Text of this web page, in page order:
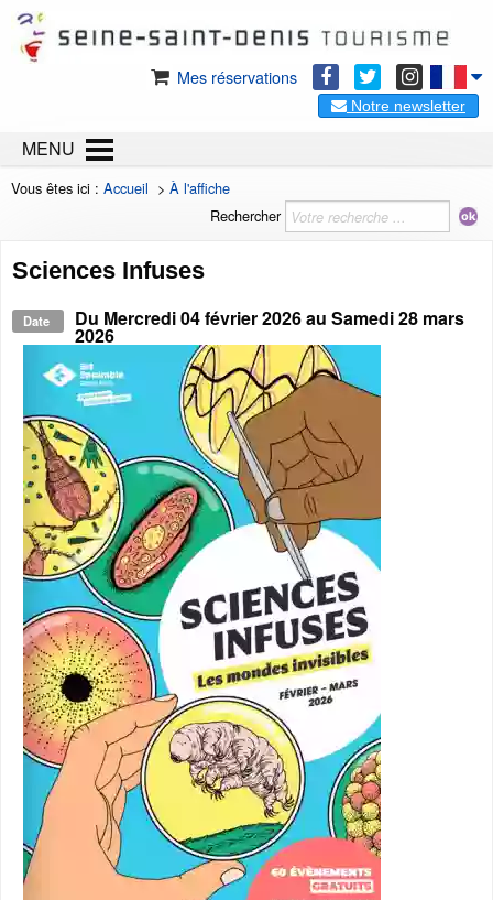
Mes réservations
Notre newsletter
MENU
Vous êtes ici : Accueil > À l'affiche
Rechercher
Sciences Infuses
Date Du Mercredi 04 février 2026au Samedi 28 mars
2026